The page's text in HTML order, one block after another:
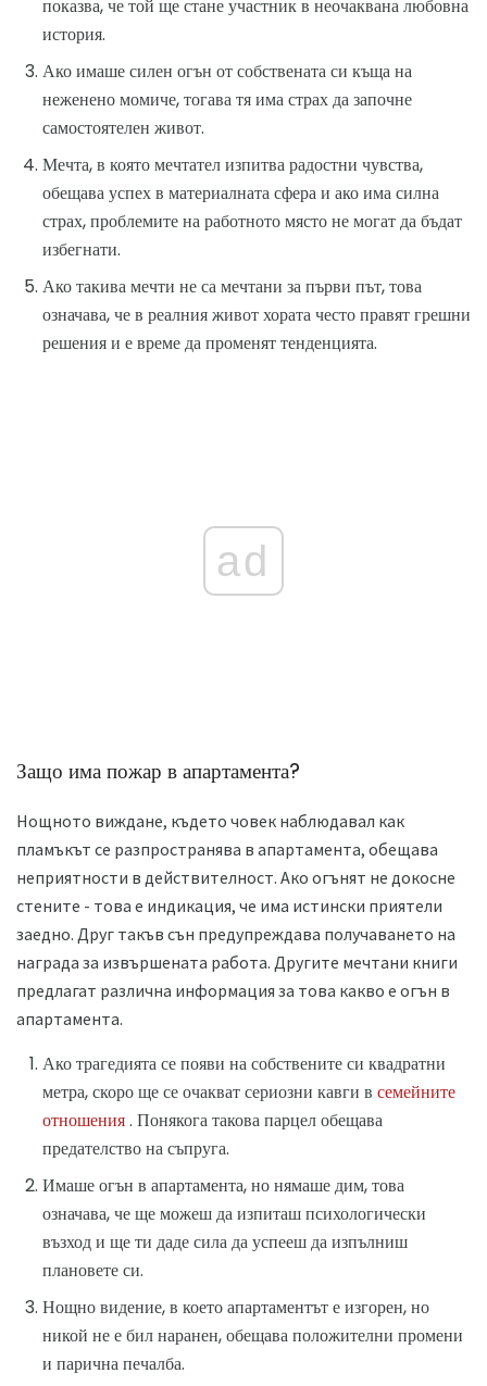
показва, че той ще стане участник в неочаквана любовна
история.
Ако имаше силен огън от собствената си къща на
неженено момиче, тогава тя има страх да започне
самостоятелен живот.
Мечта, в която мечтател изпитва радостни чувства,
обещава успех в материалната сфера и ако има силна
страх, проблемите на работното място не могат да бъдат
избегнати.
Ако такива мечти не са мечтани за първи път, това
означава, че в реалния живот хората често правят грешни
решения и е време да променят тенденцията.
ad
Защо има пожар в апартамента?
Нощното виждане, където човек наблюдавал как
пламъкът се разпространява в апартамента, обещава
неприятности в действителност. Ако огънят не докосне
стените - това е индикация, че има истински приятели
заедно. Друг такъв сън предупреждава получаването на
награда за извършената работа. Другите мечтани книги
предлагат различна информация за това какво е огън в
апартамента.
Ако трагедията се появи на собствените си квадратни
метра, скоро ще се очакват сериозни кавги в семейните
отношения. Понякога такова парцел обещава
предателство на съпруга.
Имаше огън в апартамента, но нямаше дим, това
означава, че ще можеш да изпиташ психологически
възход и ще ти даде сила да успееш да изпълниш
плановете си.
Нощно видение, в което апартаментът е изгорен, но
никой не е бил наранен, обещава положителни промени
и парична печалба.